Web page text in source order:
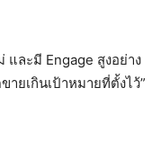
และมี Engage สูงอย่าง
ยเกินเป้าหมายที่ตั้งไว้”